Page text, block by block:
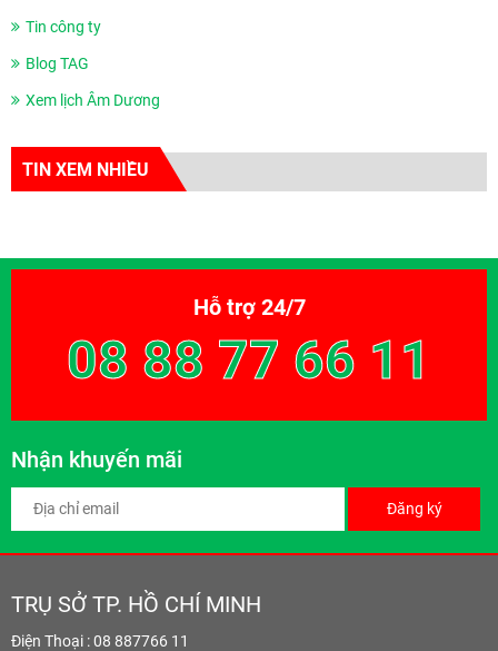
Tin công ty
Blog TAG
Xem lịch Âm Dương
TIN XEM NHIỀU
Hỗ trợ 24/7
08 88 77 66 11
Nhận khuyến mãi
Đăng ký
TRỤ SỞ TP. HỒ CHÍ MINH
Điện Thoại : 08 887766 11